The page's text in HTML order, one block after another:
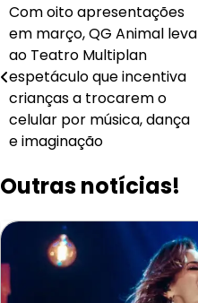
Navegação
de
Post
Com oito apresentações
em março, QG Animal leva
ao Teatro Multiplan
espetáculo que incentiva
crianças a trocarem o
celular por música, dança
e imaginação
Outras notícias!